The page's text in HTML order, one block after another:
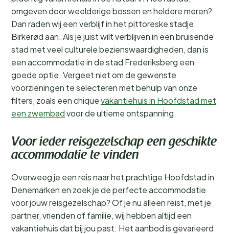
omgeven door weelderige bossen en heldere meren?
Dan raden wij een verblijf in het pittoreske stadje
Birkerød aan. Als je juist wilt verblijven in een bruisende
stad met veel culturele bezienswaardigheden, dan is
een accommodatie in de stad Frederiksberg een
goede optie. Vergeet niet om de gewenste
voorzieningen te selecteren met behulp van onze
filters, zoals een chiquevakantiehuis in Hoofdstad met
een zwembadvoor de ultieme ontspanning.
Voor ieder reisgezelschap een geschikte
accommodatie te vinden
Overweeg je een reis naar het prachtige Hoofdstad in
Denemarken en zoek je de perfecte accommodatie
voor jouw reisgezelschap? Of je nu alleen reist, met je
partner, vrienden of familie, wij hebben altijd een
vakantiehuis dat bij jou past. Het aanbod is gevarieerd